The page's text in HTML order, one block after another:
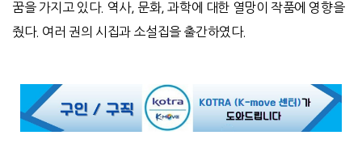
꿈을 가지고 있다. 역사, 문화, 과학에 대한 열망이 작품에 영향을
줬다. 여러 권의 시집과 소설집을 출간하였다.